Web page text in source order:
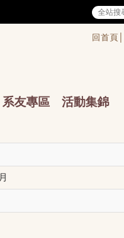
回首頁│
系友專區 活動集錦